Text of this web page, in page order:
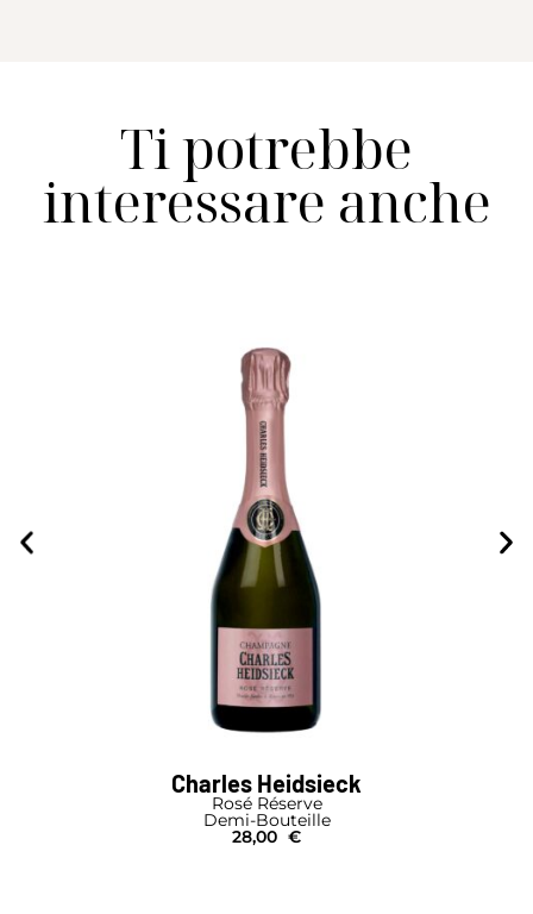
Ti potrebbe
interessare anche
Charles Heidsieck
Rosé Réserve
Demi-Bouteille
28,00 €